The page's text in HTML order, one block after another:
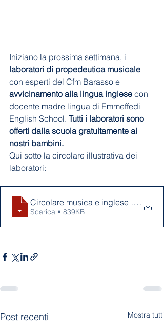
Iniziano la prossima settimana, i
laboratori di propedeutica musicale
con esperti del Cfm Barasso e
avvicinamento alla lingua inglese con
docente madre lingua di Emmeffedi
English School. Tutti i laboratori sono
offerti dalla scuola gratuitamente ai
nostri bambini.
Qui sotto la circolare illustrativa dei
laboratori:
Circolare musica e inglese .
Scarica • 839KB
Post recenti Mostra tutti